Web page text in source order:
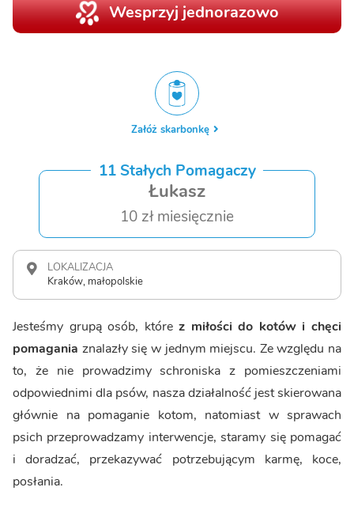
Wesprzyj jednorazowo
Załóż skarbonkę
11 Stałych Pomagaczy
Łukasz
10 zł miesięcznie
LOKALIZACJA
Kraków, małopolskie
Jesteśmy grupą osób, którez miłości do kotów i chęci
pomagania znalazły się w jednym miejscu. Ze względu na
to, że nie prowadzimy schroniska z pomieszczeniami
odpowiednimi dla psów, nasza działalność jest skierowana
głównie na pomaganie kotom, natomiast w sprawach
psich przeprowadzamy interwencje, staramy się pomagać
i doradzać, przekazywać potrzebującym karmę, koce,
posłania.